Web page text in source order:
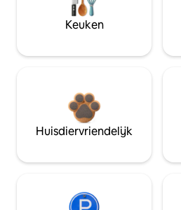
Keuken
Huisdiervriendelijk